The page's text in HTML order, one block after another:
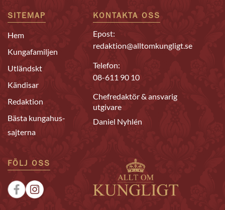
SITEMAP
Hem
Kungafamiljen
Utländskt
Kändisar
Redaktion
Bästa kungahus-
sajterna
KONTAKTA OSS
Epost:
redaktion@alltomkungligt.se
Telefon:
08-611 90 10
Chefredaktör & ansvarig
utgivare
Daniel Nyhlén
FÖLJ OSS